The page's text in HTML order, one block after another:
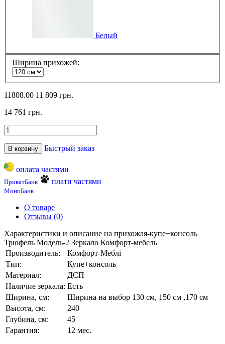
Белый
Ширина прихожей:
11808.00 11 809 грн.
14 761 грн.
В корзину Быстрый заказ
оплата частями
ПриватБанк плати частями
МоноБанк
О товаре
Отзывы (0)
Характеристики и описание на прихожая-купе+консоль
Трюфель Модель-2 Зеркало Комфорт-мебель
Производитель:
Комфорт-Меблі
Тип:
Купе+консоль
Материал:
ДСП
Наличие зеркала: Есть
Ширина, см:
Ширина на выбор 130 см, 150 см ,170 см
Высота, см:
240
Глубина, см:
45
Гарантия:
12 мес.